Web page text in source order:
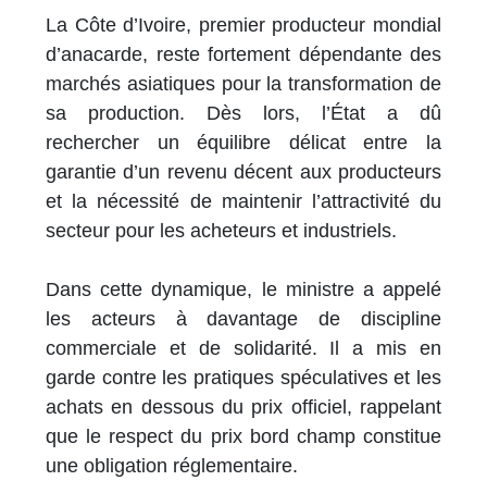
La Côte d’Ivoire, premier producteur mondial
d’anacarde, reste fortement dépendante des
marchés asiatiques pour la transformation de
sa production. Dès lors, l’État a dû
rechercher un équilibre délicat entre la
garantie d’un revenu décent aux producteurs
et la nécessité de maintenir l’attractivité du
secteur pour les acheteurs et industriels.
Dans cette dynamique, le ministre a appelé
les acteurs à davantage de discipline
commerciale et de solidarité. Il a mis en
garde contre les pratiques spéculatives et les
achats en dessous du prix officiel, rappelant
que le respect du prix bord champ constitue
une obligation réglementaire.